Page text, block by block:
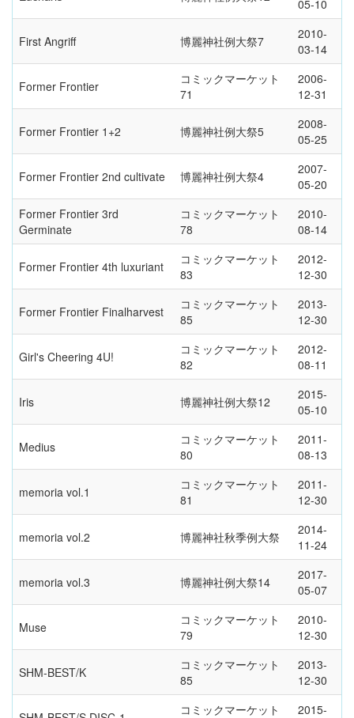
05-10
First Angriff 博麗神社例大祭7
2010-
03-14
Former Frontier
コミックマーケット
71
2006-
12-31
Former Frontier 1+2 博麗神社例大祭5
2008-
05-25
Former Frontier 2nd cultivate 博麗神社例大祭4
2007-
05-20
Former Frontier 3rd
Germinate
コミックマーケット
78
2010-
08-14
Former Frontier 4th luxuriant
コミックマーケット
83
2012-
12-30
Former Frontier Finalharvest
コミックマーケット
85
2013-
12-30
Girl's Cheering 4U!
コミックマーケット
82
2012-
08-11
Iris 博麗神社例大祭12
2015-
05-10
Medius
コミックマーケット
80
2011-
08-13
memoria vol.1
コミックマーケット
81
2011-
12-30
memoria vol.2 博麗神社秋季例大祭
2014-
11-24
memoria vol.3 博麗神社例大祭14
2017-
05-07
Muse
コミックマーケット
79
2010-
12-30
SHM-BEST/K
コミックマーケット
85
2013-
12-30
コミックマーケット
2015-